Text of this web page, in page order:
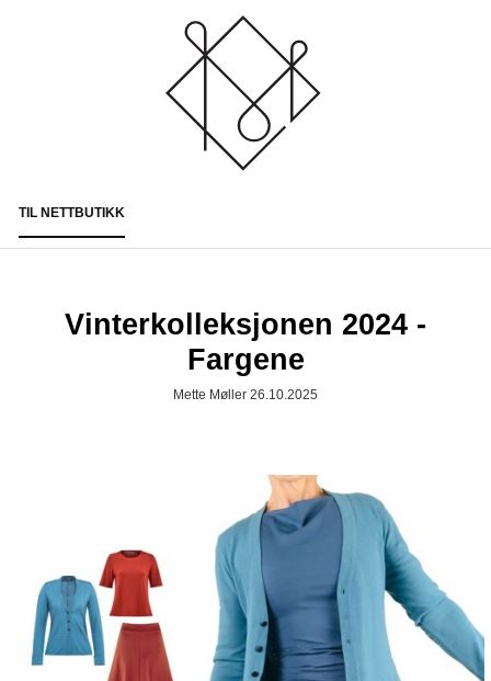
TIL NETTBUTIKK
Vinterkolleksjonen 2024 -
Fargene
Mette Møller 26.10.2025